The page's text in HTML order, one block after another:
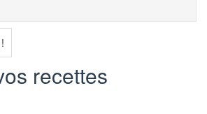
recettes